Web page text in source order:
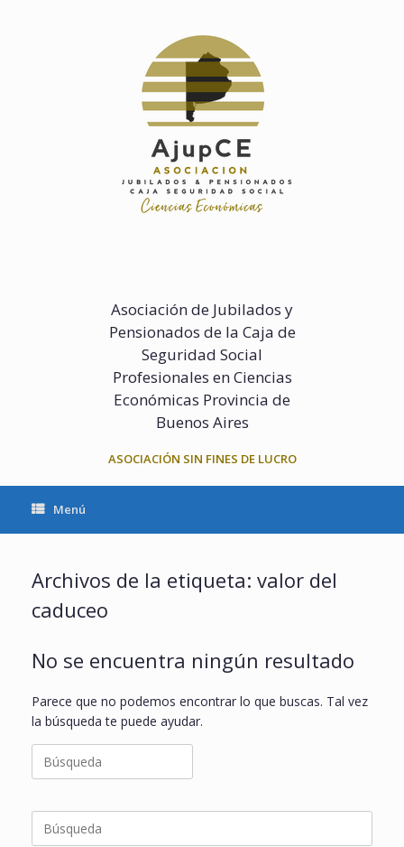
Asociación de Jubilados y
Pensionados de la Caja de
Seguridad Social
Profesionales en Ciencias
Económicas Provincia de
Buenos Aires
ASOCIACIÓN SIN FINES DE LUCRO
Menú
Archivos de la etiqueta: valor del
caduceo
No se encuentra ningún resultado
Parece que no podemos encontrar lo que buscas. Tal vez
la búsqueda te puede ayudar.